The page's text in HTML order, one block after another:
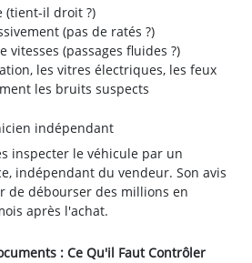
(tient-il droit ?)
(pas de ratés ?)
vitesses (passages fluides ?)
les vitres électriques, les feux
les bruits suspects
indépendant
inspecter le véhicule par un
indépendant du vendeur. Son avis
de débourser des millions en
après l'achat.
: Ce Qu'il Faut Contrôler